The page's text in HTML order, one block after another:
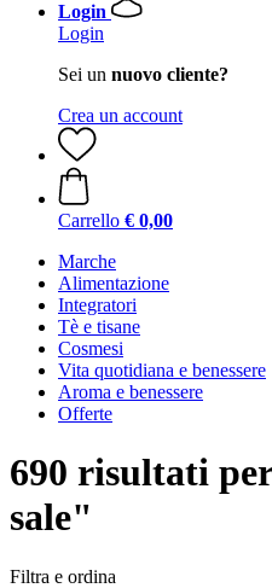
Login
Login
Sei un nuovo cliente?
Crea un account
Carrello € 0,00
Marche
Alimentazione
Integratori
Tè e tisane
Cosmesi
Vita quotidiana e benessere
Aroma e benessere
Offerte
690 risultati
sale"
Filtra e ordina